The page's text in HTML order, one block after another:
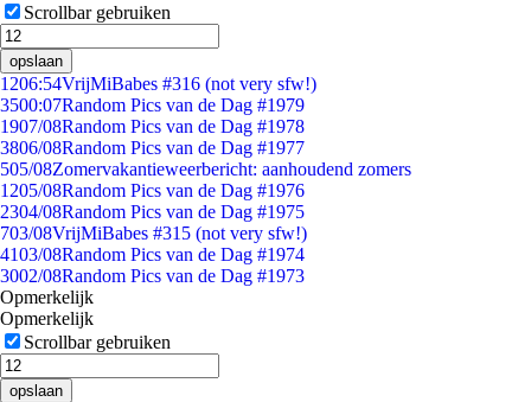
Scrollbar gebruiken
opslaan
1206:54VrijMiBabes #316 (not very sfw!)
3500:07Random Pics van de Dag #1979
1907/08Random Pics van de Dag #1978
3806/08Random Pics van de Dag #1977
505/08Zomervakantieweerbericht: aanhoudend zomers
1205/08Random Pics van de Dag #1976
2304/08Random Pics van de Dag #1975
703/08VrijMiBabes #315 (not very sfw!)
4103/08Random Pics van de Dag #1974
3002/08Random Pics van de Dag #1973
Opmerkelijk
Opmerkelijk
Scrollbar gebruiken
opslaan